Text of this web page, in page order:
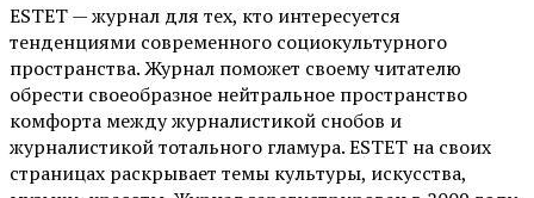
ESTET — журнал для тех, кто интересуeтся
тенденциями современного социокультурного
пространства. Журнал поможет своему читателю
обрести своеобразное нейтральное пространство
комфорта между журналистикой снобов и
журналистикой тотального гламура. ESTET на своих
страницах раскрывает темы культуры, искусства,